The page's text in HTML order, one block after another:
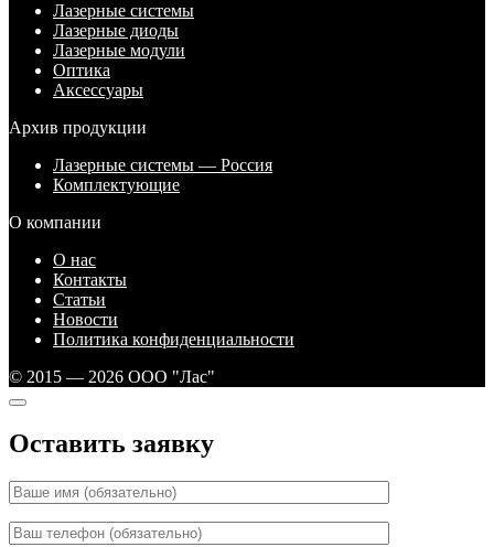
Лазерные системы
Лазерные диоды
Лазерные модули
Оптика
Аксессуары
Архив продукции
Лазерные системы — Россия
Комплектующие
О компании
О нас
Контакты
Статьи
Новости
Политика конфиденциальности
© 2015 — 2026 ООО "Лас"
Оставить заявку